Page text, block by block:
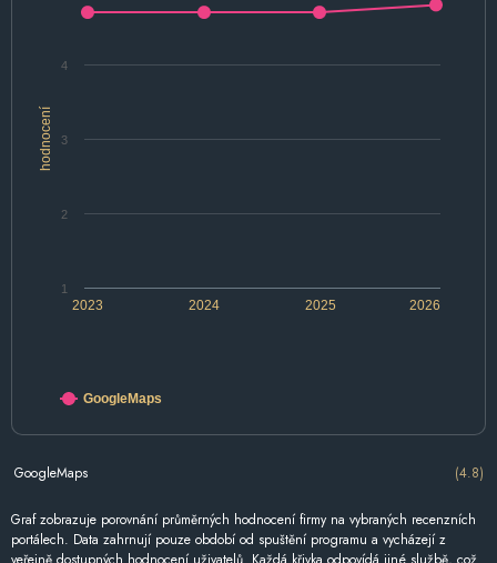
hodnocení
2024 2026
2023 2025
1
2
3
4
GoogleMaps
GoogleMaps (4.8)
Graf zobrazuje porovnání průměrných hodnocení firmy na vybraných recenzních
portálech. Data zahrnují pouze období od spuštění programu a vycházejí z